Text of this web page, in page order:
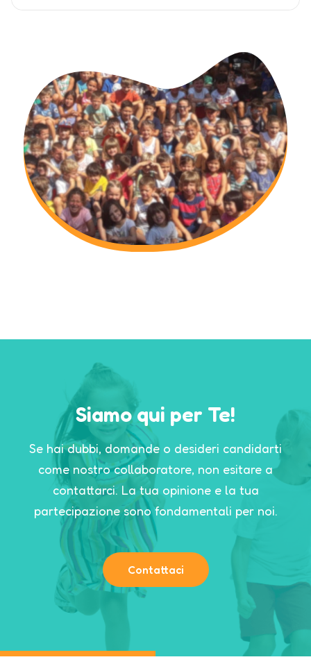
Siamo qui per Te!
Se hai dubbi, domande o desideri candidarti
come nostro collaboratore, non esitare a
contattarci. La tua opinione e la tua
partecipazione sono fondamentali per noi.
Contattaci